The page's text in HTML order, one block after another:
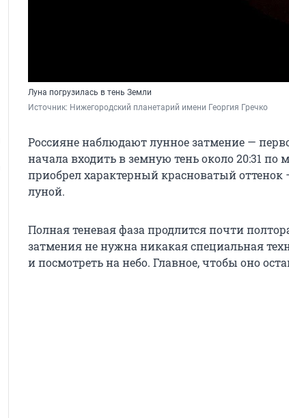
Луна погрузилась в тень Земли
Источник: Нижегородский планетарий имени Георгия Гречко
Россияне наблюдают лунное затмение —
начала входить в земную тень около 20:31
приобрел характерный красноватый
луной.
Полная теневая фаза продлится почти
затмения не нужна никакая специальная
и посмотреть на небо. Главное, чтобы оно